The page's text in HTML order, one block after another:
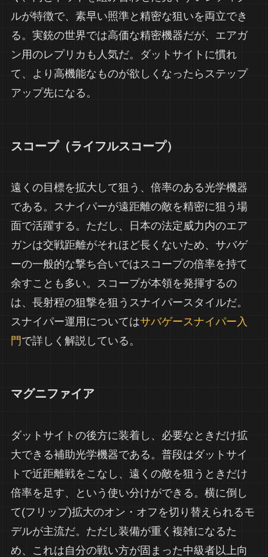
ルが特徴で、素早い照準と精密な狙いを両立でき
る。実銃の世界では高価な精密機器だが、エアガ
ン用のレプリカも人気だ。ダットサイトに慣れ
て、より高機能なものが欲しくなったらステップ
アップ先になる。
スコープ（ライフルスコープ）
遠くの目標を拡大して狙う、倍率のある光学機器
である。スナイパーが遠距離の敵を精密に狙う場
面で活躍する。ただし、日本の法定威力内のエア
ガンは交戦距離がそれほど長くないため、サバゲ
ーの一般的な撃ち合いではスコープの倍率を持て
余すことも多い。スコープが本領を発揮するの
は、長射程の狙撃を狙うスナイパースタイルだ。
スナイパー運用についてはサバゲースナイパー入
門 で詳しく解説している。
マグニファイア
ダットサイトの後方に装着し、必要なときだけ拡
大できる補助光学機器である。普段はダットサイ
トで近距離戦をこなし、遠くの敵を狙うときだけ
倍率を足す、という使い分けができる。横に倒し
て(フリップ)拡大のオン・オフを切り替えられるモ
デルが主流だ。ただし装備が重く複雑になるた
め、これは自分の戦い方が固まった中級者以上向